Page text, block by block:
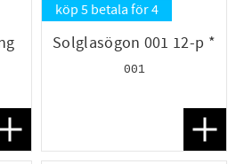
Lägg till i favoriter
köp 5 betala för 4
Solglasögon 001 12-p *
001